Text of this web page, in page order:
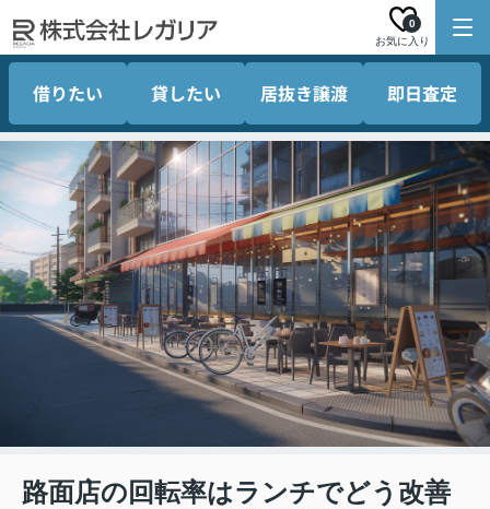
お気に入り
0
借りたい 貸したい 居抜き譲渡 即日査定
路面店の回転率はランチでどう改善